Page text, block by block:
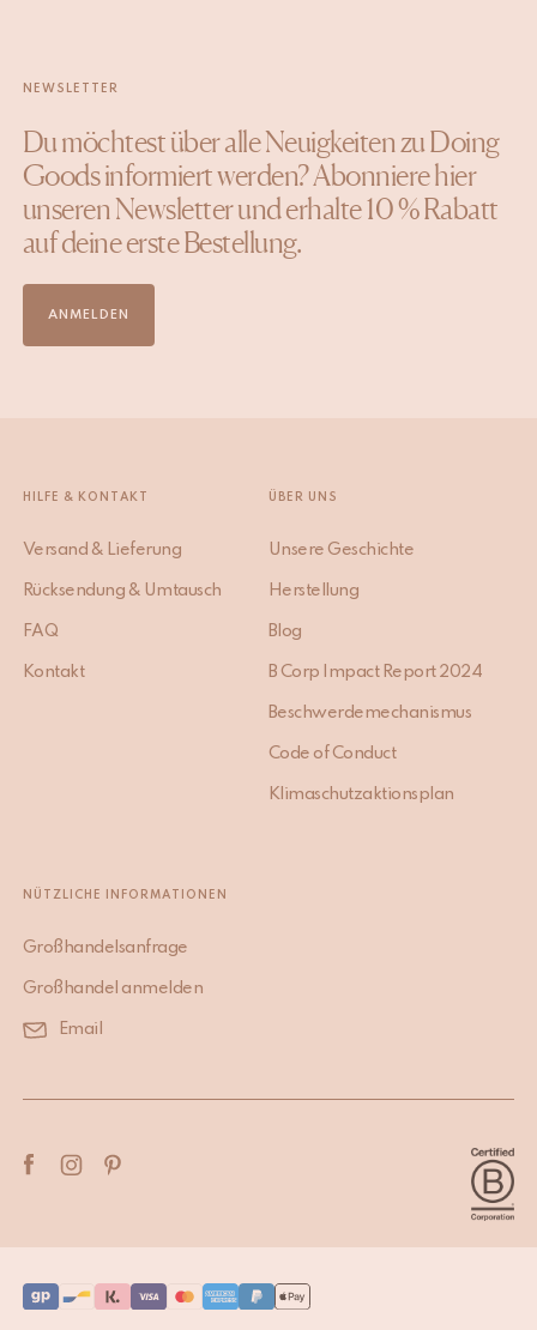
NEWSLETTER
Du möchtest über alle Neuigkeiten zu Doing
Goods informiert werden? Abonniere hier
unseren Newsletter und erhalte 10 % Rabatt
auf deine erste Bestellung.
ANMELDEN
HILFE & KONTAKT
Versand & Lieferung
Rücksendung & Umtausch
FAQ
Kontakt
ÜBER UNS
Unsere Geschichte
Herstellung
Blog
B Corp Impact Report 2024
Beschwerdemechanismus
Code of Conduct
Klimaschutzaktionsplan
NÜTZLICHE INFORMATIONEN
Großhandelsanfrage
Großhandel anmelden
Email